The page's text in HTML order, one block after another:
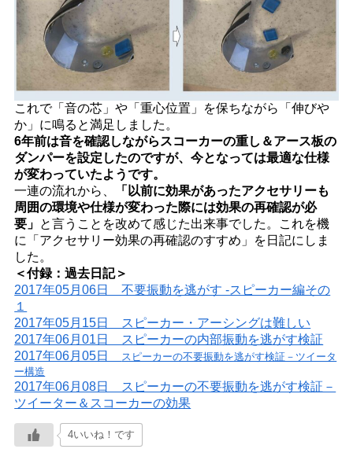
これで「音の芯」や「重心位置」を保ちながら「伸びや
か」に鳴ると満足しました。
6年前は音を確認しながらスコーカーの重し＆アース板の
ダンパーを設定したのですが、今となっては最適な仕様
が変わっていたようです。
一連の流れから、
「以前に効果があったアクセサリーも
周囲の環境や仕様が変わった際には効果の再確認が必
要」 と言うことを改めて感じた出来事でした。これを機
に「 アクセサリー効果の再確認のすすめ」を日記にしま
した。
＜付録：過去日記＞
2017年05月06日 不要振動を逃がす -スピーカー編その
１
2017年05月15日 スピーカー・アーシングは難しい
2017年06月01日 スピーカーの内部振動を逃がす検証
2017年06月05日
スピーカーの不要振動を逃がす検証－ツイータ
ー構造
2017年06月08日 スピーカーの不要振動を逃がす検証－
ツイーター＆スコーカーの効果
4いいね！です